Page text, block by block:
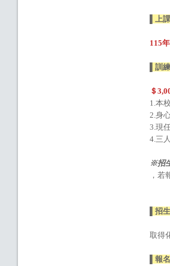
▌上
115
▌訓
＄
1.本
2.身
3.現
4.三
※招
，
▌招
取得
▌報